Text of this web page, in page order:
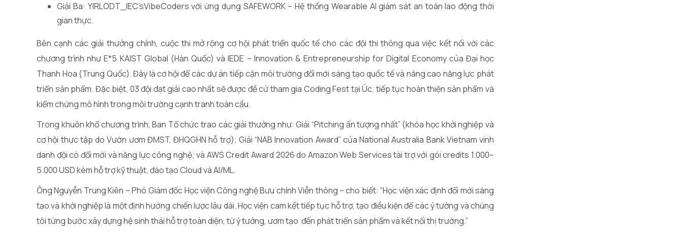
Giải Ba: YIRLODT_IEC’sVibeCoders với ứng dụng SAFEWORK – Hệ thống Wearable AI giám sát an toàn lao động thời
gian thực.
Bên cạnh các giải thưởng chính, cuộc thi mở rộng cơ hội phát triển quốc tế cho các đội thi thông qua việc kết nối với các
chương trình như E*5 KAIST Global (Hàn Quốc) và IEDE – Innovation & Entrepreneurship for Digital Economy của Đại học
Thanh Hoa (Trung Quốc). Đây là cơ hội để các dự án tiếp cận môi trường đổi mới sáng tạo quốc tế và nâng cao năng lực phát
triển sản phẩm. Đặc biệt, 03 đội đạt giải cao nhất sẽ được đề cử tham gia Coding Fest tại Úc, tiếp tục hoàn thiện sản phẩm và
kiểm chứng mô hình trong môi trường cạnh tranh toàn cầu.
Trong khuôn khổ chương trình, Ban Tổ chức trao các giải thưởng như: Giải “Pitching ấn tượng nhất” (khóa học khởi nghiệp và
cơ hội thực tập do Vườn ươm ĐMST, ĐHQGHN hỗ trợ); Giải “NAB Innovation Award” của National Australia Bank Vietnam vinh
danh đội có đổi mới và năng lực công nghệ; và AWS Credit Award 2026 do Amazon Web Services tài trợ với gói credits 1.000–
5.000 USD kèm hỗ trợ kỹ thuật, đào tạo Cloud và AI/ML.
Ông Nguyễn Trung Kiên – Phó Giám đốc Học viện Công nghệ Bưu chính Viễn thông – cho biết: “Học viện xác định đổi mới sáng
tạo và khởi nghiệp là một định hướng chiến lược lâu dài. Học viện cam kết tiếp tục hỗ trợ, tạo điều kiện để các ý tưởng và chúng
tôi từng bước xây dựng hệ sinh thái hỗ trợ toàn diện, từ ý tưởng, ươm tạo đến phát triển sản phẩm và kết nối thị trường.”